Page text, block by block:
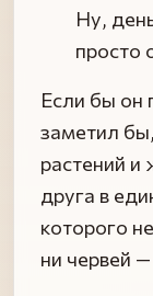
Ну,
просто
Если бы он
заметил
растений
друга в
которого
ни червей